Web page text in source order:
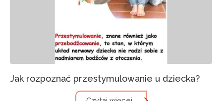
Jak rozpoznać przestymulowanie u dziecka?